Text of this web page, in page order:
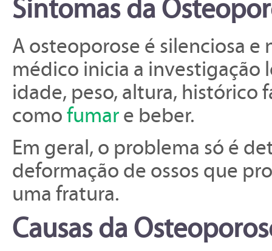
Sintomas da
A osteoporose é silenciosa
médico inicia a
idade, peso, altura, histórico
comofumare beber.
Em geral, o problema só é
deformação de ossos que
uma fratura.
Causas da